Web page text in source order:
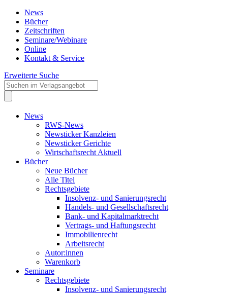
News
Bücher
Zeitschriften
Seminare/Webinare
Online
Kontakt & Service
Erweiterte Suche
News
RWS-News
Newsticker Kanzleien
Newsticker Gerichte
Wirtschaftsrecht Aktuell
Bücher
Neue Bücher
Alle Titel
Rechtsgebiete
Insolvenz- und Sanierungsrecht
Handels- und Gesellschaftsrecht
Bank- und Kapitalmarktrecht
Vertrags- und Haftungsrecht
Immobilienrecht
Arbeitsrecht
Autor:innen
Warenkorb
Seminare
Rechtsgebiete
Insolvenz- und Sanierungsrecht